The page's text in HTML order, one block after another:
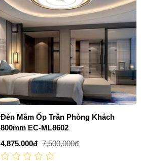
Đèn Ốp Trần Led Gắn Phòng Ngủ
Nhỏ HP-OT1800K
1,470,000đ 2,100,000đ